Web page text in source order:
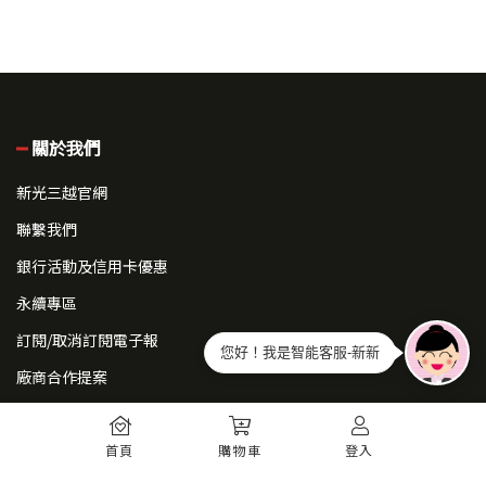
關於我們
新光三越官網
聯繫我們
銀行活動及信用卡優惠
永續專區
訂閱/取消訂閱電子報
廠商合作提案
首頁 購物車 登入
您好！我是智能客服-新新